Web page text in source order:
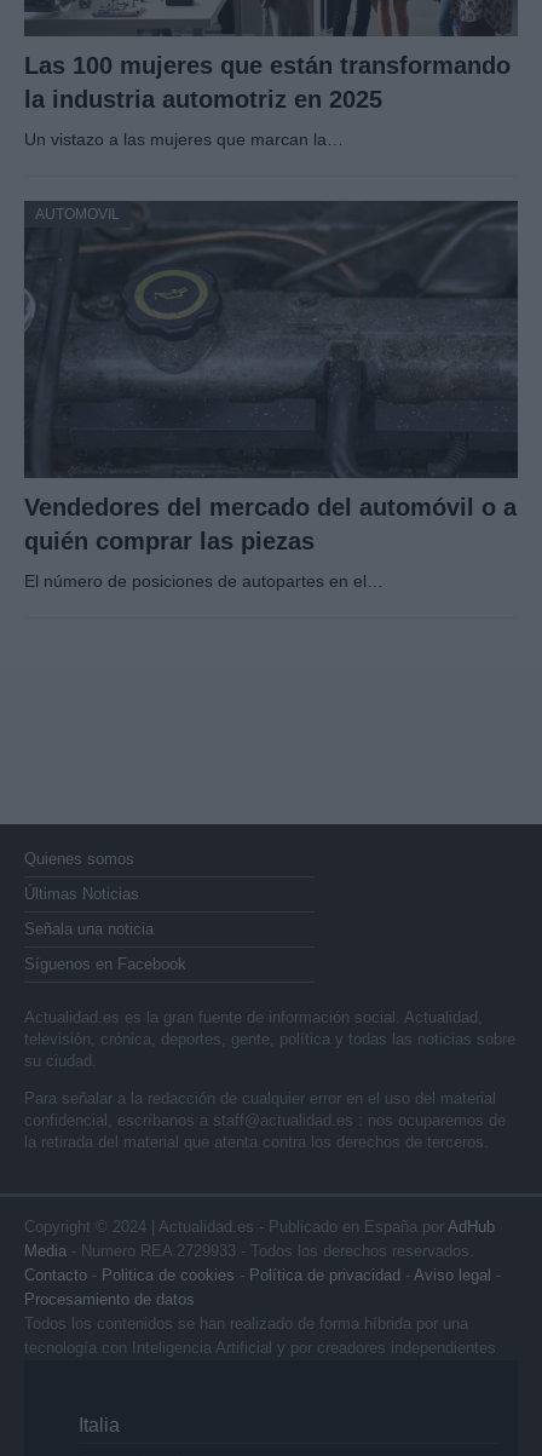
Las 100 mujeres que están transformando
la industria automotriz en 2025
Un vistazo a las mujeres que marcan la…
AUTOMOVIL
Vendedores del mercado del automóvil o a
quién comprar las piezas
El número de posiciones de autopartes en el…
Quienes somos
Últimas Noticias
Señala una noticia
Síguenos en Facebook
Actualidad.es es la gran fuente de información social. Actualidad,
televisión, crónica, deportes, gente, política y todas las noticias sobre
su ciudad.
Para señalar a la redacción de cualquier error en el uso del material
confidencial, escríbanos a staff@actualidad.es : nos ocuparemos de
la retirada del material que atenta contra los derechos de terceros.
Copyright © 2024 | Actualidad.es - Publicado en España por AdHub
Media - Numero REA 2729933 - Todos los derechos reservados.
Contacto - Politica de cookies - Política de privacidad - Aviso legal -
Procesamiento de datos
Todos los contenidos se han realizado de forma híbrida por una
tecnología con Inteligencia Artificial y por creadores independientes
Italia